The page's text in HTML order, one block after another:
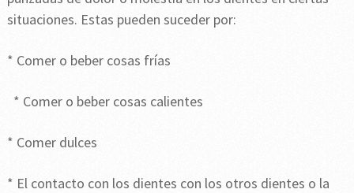
situaciones. Estas pueden suceder por:
* Comer o beber cosas frías
* Comer o beber cosas calientes
* Comer dulces
* El contacto con los dientes con los otros dientes o la